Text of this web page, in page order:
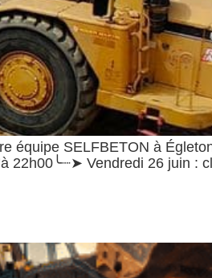
équipe SELFBETON à
22h00╰┈➤ Vendredi 26 juin :